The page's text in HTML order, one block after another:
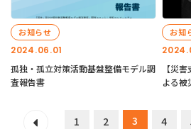
2024.06.01
お知らせ
孤独・孤立対策活動基盤整備モデル調
査報告書
お知
【災
よる被
1 2 3 4